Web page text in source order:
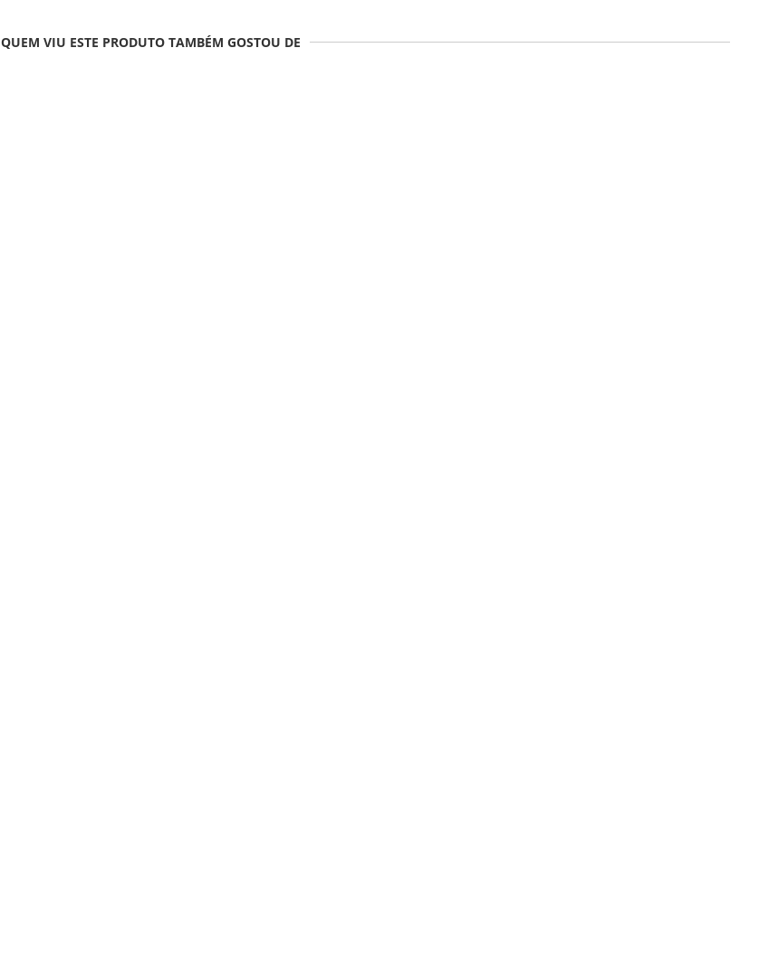
QUEM VIU ESTE PRODUTO TAMBÉM GOSTOU DE